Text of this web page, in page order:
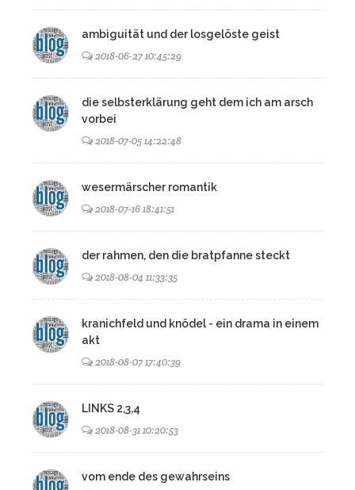
ambiguität und der losgelöste geist
2018-06-27 10:45:29
die selbsterklärung geht dem ich am arsch
vorbei
2018-07-05 14:22:48
wesermärscher romantik
2018-07-16 18:41:51
der rahmen, den die bratpfanne steckt
2018-08-04 11:33:35
kranichfeld und knödel - ein drama in einem
akt
2018-08-07 17:40:39
LINKS 2,3,4
2018-08-31 10:20:53
vom ende des gewahrseins